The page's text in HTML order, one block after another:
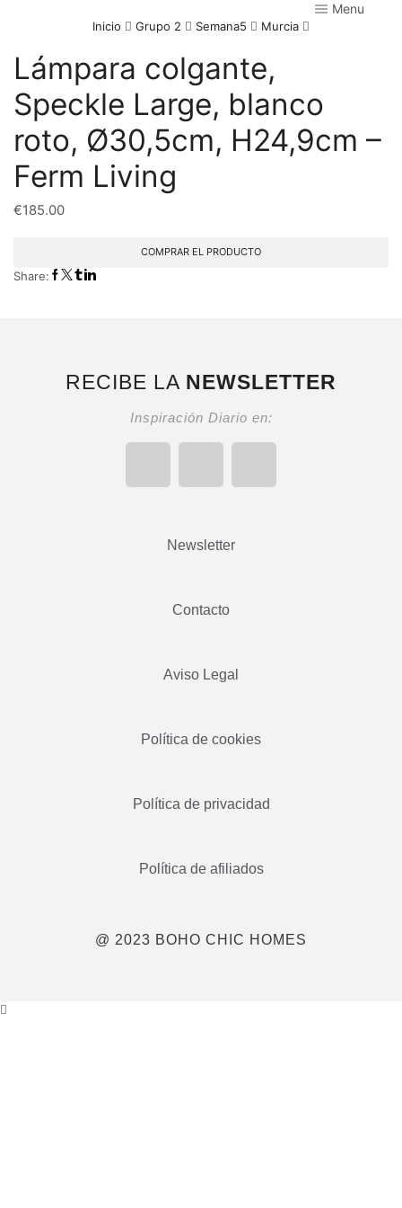
Menu
Inicio Grupo 2 Semana5 Murcia
Lámpara colgante,
Speckle Large, blanco
roto, Ø30,5cm, H24,9cm –
Ferm Living
€185.00
COMPRAR EL PRODUCTO
Share:
RECIBE LA NEWSLETTER
Inspiración Diario en:
Newsletter
Contacto
Aviso Legal
Política de cookies
Política de privacidad
Política de afiliados
@ 2023 BOHO CHIC HOMES